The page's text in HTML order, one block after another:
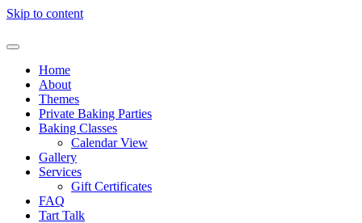
Skip to content
Home
About
Themes
Private Baking Parties
Baking Classes
Calendar View
Gallery
Services
Gift Certificates
FAQ
Tart Talk